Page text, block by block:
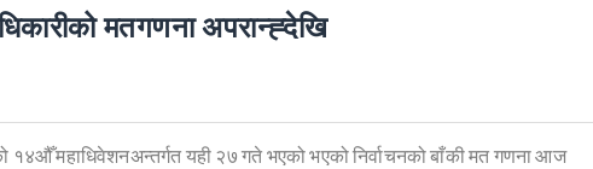
मतगणना अपरान्ह्देखि
१४औँ महाधिवेशनअन्तर्गत यही २७ गते भएको भएको निर्वाचनको बाँकी मत गणना आज